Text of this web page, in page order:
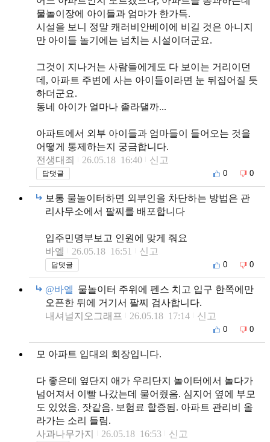
물놀이장에 아이들과 엄마가 한가득.
시설을 보니 정말 캐러비안베이에 비길 것은 아니지
만 아이들 놀기에는 넘치는 시설이더군요.
그것이 지나거는 사람들에게도 다 보이는 거리이던
데, 아파트 주변에 사는 아이들이라면 눈 뒤집어질 듯
하더군요.
동네 아이가 얼마나 졸라댈까...
아파트에서 외부 아이들과 엄마들이 들어오는 것을
어떻게 통제하는지 궁금합니다.
전생대죄
26.05.18 16:40 신고
답댓글 0 0
보통 물놀이터하면 외부인을 차단하는 방법은 관
리사무소에서 팔찌를 배포합니다
입주민명부보고 인원에 맞게 줘요
바엘
26.05.18 16:51 신고
답댓글 0 0
@바엘 물놀이터 주위에 펜스 치고 입구 한쪽에만
오픈한 뒤에 거기서 팔찌 검사합니다.
내셔널지오그래프
26.05.18 17:14 신고
0 0
모 아파트 입대의 회장입니다.
다 좋은데 옆단지 애가 우리단지 놀이터에서 놀다가
넘어져서 이빨 나갔는데 물어줬음. 심지어 옆에 부모
도 있었음. 잣같음. 보험료 할증됨. 아파트 관리비 올
라가는 소리 들림.
사과나무가지
26.05.18 16:53 신고